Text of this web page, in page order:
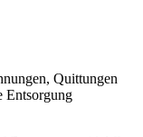
Quittungen
Entsorgung